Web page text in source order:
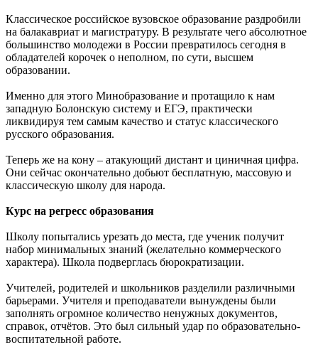
Классическое российское вузовское образование раздробили
на балакавриат и магистратуру. В результате чего абсолютное
большинство молодежи в России превратилось сегодня в
обладателей корочек о неполном, по сути, высшем
образовании.
Именно для этого Минобразование и протащило к нам
западную Болонскую систему и ЕГЭ, практически
ликвидируя тем самым качество и статус классического
русского образования.
Теперь же на кону – атакующий дистант и циничная цифра.
Они сейчас окончательно добьют бесплатную, массовую и
классическую школу для народа.
Курс на регресс образования
Школу попытались урезать до места, где ученик получит
набор минимальных знаний (желательно коммерческого
характера). Школа подверглась бюрократизации.
Учителей, родителей и школьников разделили различными
барьерами. Учителя и преподаватели вынуждены были
заполнять огромное количество ненужных документов,
справок, отчётов. Это был сильный удар по образовательно-
воспитательной работе.